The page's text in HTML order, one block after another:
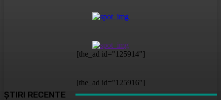
[the_ad id="125914"]
[the_ad id="125916"]
ȘTIRI RECENTE